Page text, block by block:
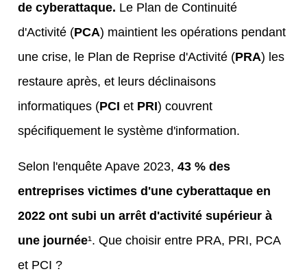
de cyberattaque. Le Plan de Continuité
d'Activité (PCA) maintient les opérations pendant
une crise, le Plan de Reprise d'Activité (PRA) les
restaure après, et leurs déclinaisons
informatiques (PCIet PRI) couvrent
spécifiquement le système d'information.
Selon l'enquête Apave 2023,43 % des
entreprises victimes d'une cyberattaque en
2022 ont subi un arrêt d'activité supérieur à
une journée¹. Que choisir entre PRA, PRI, PCA
et PCI ?